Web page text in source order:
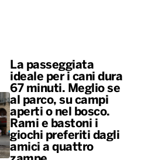
La passeggiata
ideale per i cani dura
67 minuti. Meglio se
al parco, su campi
aperti o nel bosco.
Rami e bastoni i
giochi preferiti dagli
amici a quattro